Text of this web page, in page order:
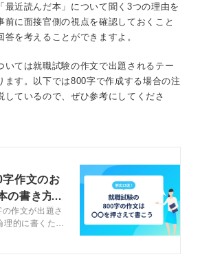
最近読んだ本」について聞く3つの理由を
前に面接官側の視点を確認しておくこと
を考えることができますよ。
いては就職試験の作文で出題されるテー
ます。以下では800字で作成する場合の注
しているので、ぜひ参考にしてくださ
作文のお
の書き方と
作文が出題さ
的に書くため
る必要があり